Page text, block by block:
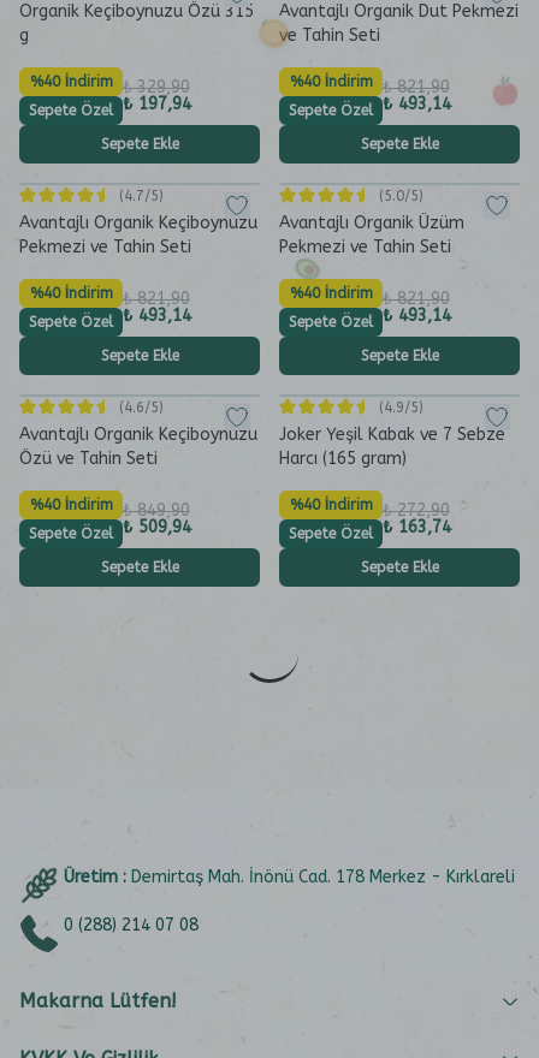
Organik Keçiboynuzu Özü 315
g
%40 İndirim
Sepete Özel
₺ 329,90
₺ 197,94
Sepete Ekle
Avantajlı Organik Dut Pekmezi
ve Tahin Seti
%40 İndirim
Sepete Özel
₺ 821,90
₺ 493,14
Sepete Ekle
(4.7/5)
Avantajlı Organik Keçiboynuzu
Pekmezi ve Tahin Seti
%40 İndirim
Sepete Özel
₺ 821,90
₺ 493,14
Sepete Ekle
(5.0/5)
Avantajlı Organik Üzüm
Pekmezi ve Tahin Seti
%40 İndirim
Sepete Özel
₺ 821,90
₺ 493,14
Sepete Ekle
(4.6/5)
Avantajlı Organik Keçiboynuzu
Özü ve Tahin Seti
%40 İndirim
Sepete Özel
₺ 849,90
₺ 509,94
Sepete Ekle
(4.9/5)
Joker Yeşil Kabak ve 7 Sebze
Harcı (165 gram)
%40 İndirim
Sepete Özel
₺ 272,90
₺ 163,74
Sepete Ekle
Üretim : Demirtaş Mah. İnönü Cad. 178 Merkez - Kırklareli
0 (288) 214 07 08
Makarna Lütfen!